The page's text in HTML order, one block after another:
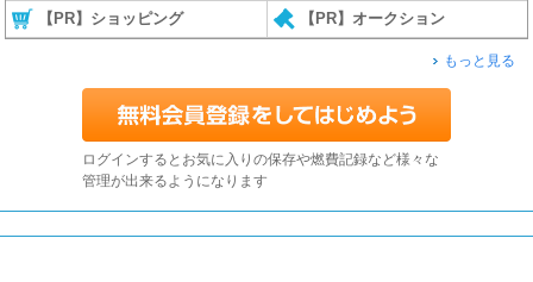
【PR】ショッピング 【PR】オークション
もっと見る
ログインするとお気に入りの保存や燃費記録など様々な
管理が出来るようになります